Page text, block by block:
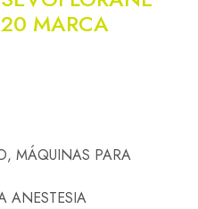
MARCA
, MÁQUINAS PARA
ANESTESIA